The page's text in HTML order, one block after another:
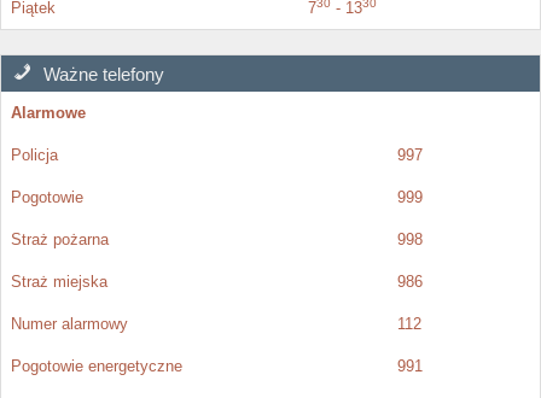
Piątek 730 - 1330
Ważne telefony
Alarmowe
Policja 997
Pogotowie 999
Straż pożarna 998
Straż miejska 986
Numer alarmowy 112
Pogotowie energetyczne 991